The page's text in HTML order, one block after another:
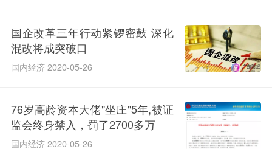
国企改革三年行动紧锣密鼓 深化
混改将成突破口
国内经济 2020-05-26
76岁高龄资本大佬"坐庄"5年,被证
监会终身禁入，罚了2700多万
国内经济 2020-05-26